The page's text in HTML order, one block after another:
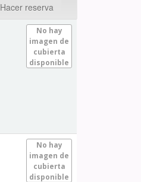
Hacer reserva
No hay
imagen de
cubierta
disponible
No hay
imagen de
cubierta
disponible